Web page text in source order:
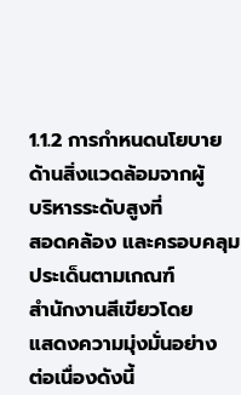
1.1.2 การกำหนดนโยบาย
ด้านสิ่งแวดล้อมจากผู้
บริหารระดับสูงที่
สอดคล้อง และครอบคลุม
ประเด็นตามเกณฑ์
สำนักงานสีเขียวโดย
แสดงความมุ่งมั่นอย่าง
ต่อเนื่องดังนี้